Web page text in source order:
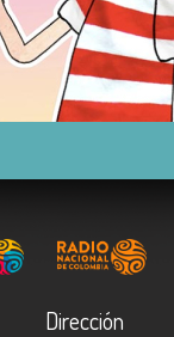
Dirección